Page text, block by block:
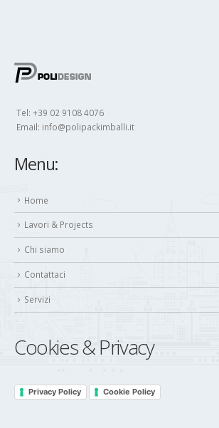
Tel: +39 02 9108 4076
Email: info@polipackimballi.it
Menu:
Home
Lavori & Projects
Chi siamo
Contattaci
Servizi
Cookies & Privacy
Privacy Policy Cookie Policy